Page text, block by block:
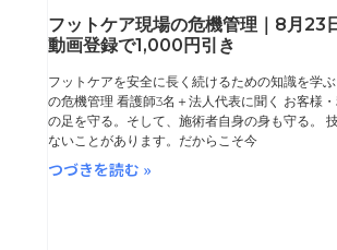
フットケア現場の危機管理｜8月23
動画登録で1,000円引き
フットケアを安全に長く続けるための知識を学
の危機管理 看護師3名＋法人代表に聞く お客様
の足を守る。そして、施術者自身の身も守る。
ないことがあります。だからこそ今
つづきを読む »
ペ
ー
ジ
ペ
ー
ジ
ペ
ジ
ペ
ジ